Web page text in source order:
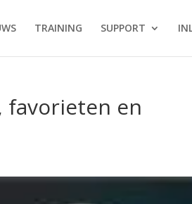
TRAINING SUPPORT
favorieten en